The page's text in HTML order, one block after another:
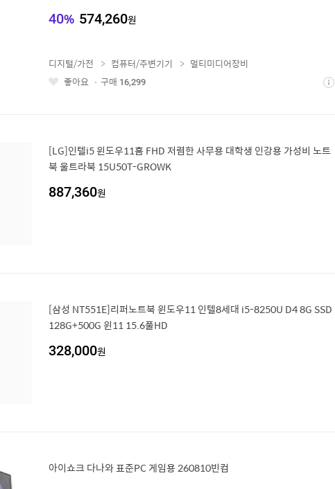
40% 574,260원
좋 상
디지털/가전 컴퓨터/주변기기
멀티미디어장비
좋아요
구매 16,299
[LG]인텔i5 윈도우11홈 FHD 저렴한 사무용 대학생 인강용 가성비 노트
북 울트라북 15U50T-GROWK
887,360원
[삼성 NT551E]리퍼노트북 윈도우11 인텔8세대 i5-8250U D4 8G SSD
128G+500G 윈11 15.6풀HD
328,000원
아이쇼크 다나와 표준PC 게임용 260810빈컴